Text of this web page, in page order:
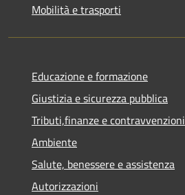
Mobilità e trasporti
Educazione e formazione
Giustizia e sicurezza pubblica
Tributi,finanze e contravvenzioni
Ambiente
Salute, benessere e assistenza
Autorizzazioni